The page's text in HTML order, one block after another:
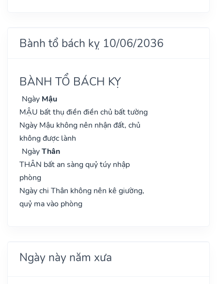
Bành tổ bách kỵ 10/06/2036
BÀNH TỔ BÁCH KỴ
Ngày Mậu
MẬU bất thụ điền điền chủ bất tường
Ngày Mậu không nên nhận đất, chủ
không được lành
NgàyThân
THÂN bất an sàng quỷ túy nhập
phòng
Ngày chi Thân không nên kê giường,
quỷ ma vào phòng
Ngày này năm xưa